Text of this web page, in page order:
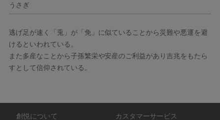
うさぎ
逃げ足が速く「兎」が「免」に似ていることから災難や悪運を避
けるといわれている。
また多産なことから子孫繁栄や安産のご利益があり吉兆をもたら
すとして信仰されている。
創悦について カスタマーサービス